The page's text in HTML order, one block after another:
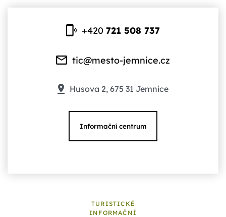
+420721 508 737
tic@mesto-jemnice.cz
Husova 2, 675 31 Jemnice
Informační centrum
TURISTICKÉ
INFORMAČNÍ